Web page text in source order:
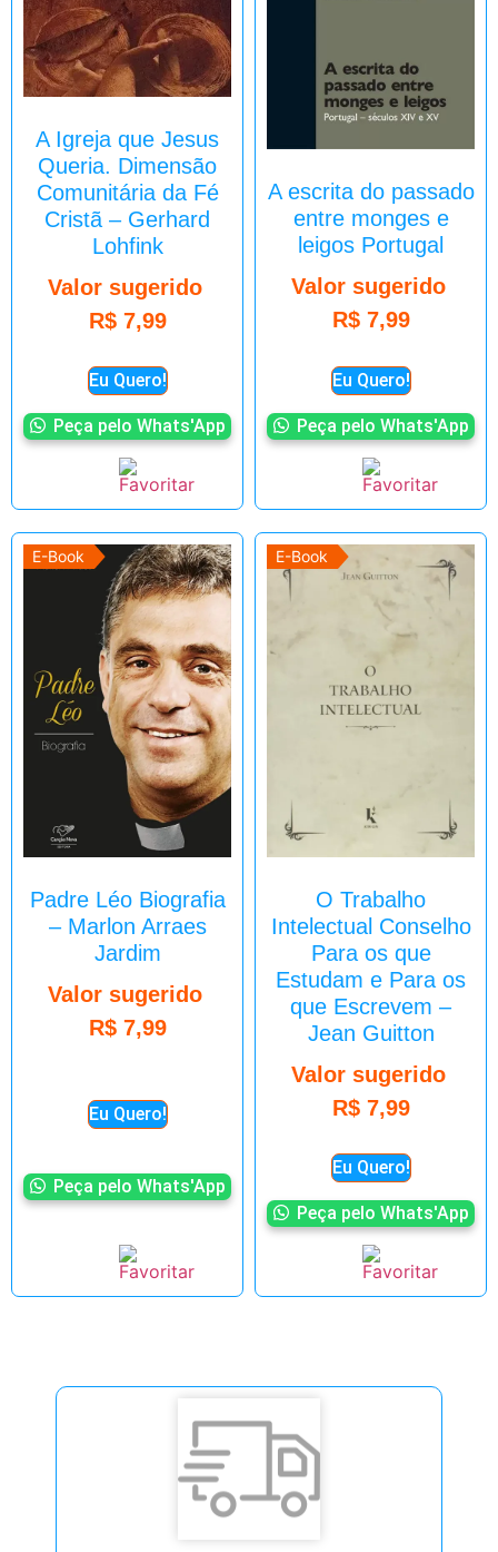
A Igreja que Jesus
Queria. Dimensão
Comunitária da Fé
Cristã – Gerhard
Lohfink
Valor sugerido
R$7,99
Eu Quero!
Peça pelo Whats'App
A escrita do passado
entre monges e
leigos Portugal
Valor sugerido
R$7,99
Eu Quero!
Peça pelo Whats'App
E-Book
Padre Léo Biografia
– Marlon Arraes
Jardim
Valor sugerido
R$7,99
Eu Quero!
Peça pelo Whats'App
E-Book
O Trabalho
Intelectual Conselho
Para os que
Estudam e Para os
que Escrevem –
Jean Guitton
Valor sugerido
R$7,99
Eu Quero!
Peça pelo Whats'App